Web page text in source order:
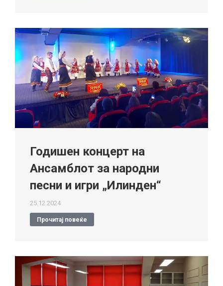
Годишен концерт на
Ансамблот за народни
песни и игри „Илинден“
25.12.2024
Прочитај повеќе